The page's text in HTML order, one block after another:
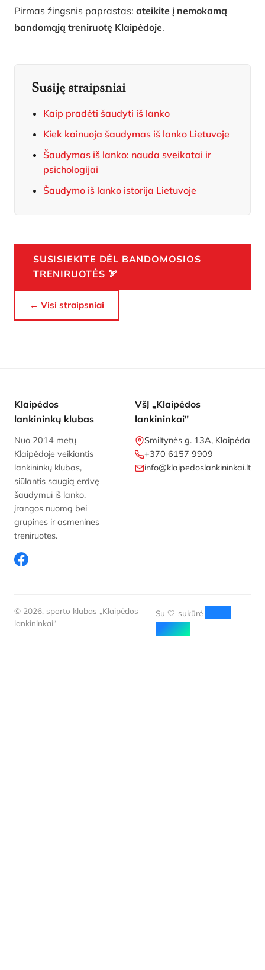
Pirmas žingsnis paprastas: ateikite į nemokamą
bandomąją treniruotę Klaipėdoje.
Susiję straipsniai
Kaip pradėti šaudyti iš lanko
Kiek kainuoja šaudymas iš lanko Lietuvoje
Šaudymas iš lanko: nauda sveikatai ir
psichologijai
Šaudymo iš lanko istorija Lietuvoje
SUSISIEKITE DĖL BANDOMOSIOS
TRENIRUOTĖS 🏹
← Visi straipsniai
Klaipėdos
lankininkų klubas
Nuo 2014 metų
Klaipėdoje veikiantis
lankininkų klubas,
siūlantis saugią erdvę
šaudymui iš lanko,
įrangos nuomą bei
grupines ir asmenines
treniruotes.
VšĮ „Klaipėdos
lankininkai"
Smiltynės g. 13A, Klaipėda
+370 6157 9909
info@klaipedoslankininkai.lt
© 2026, sporto klubas „Klaipėdos
lankininkai“
Su 🤍 sukūrė
Aloha